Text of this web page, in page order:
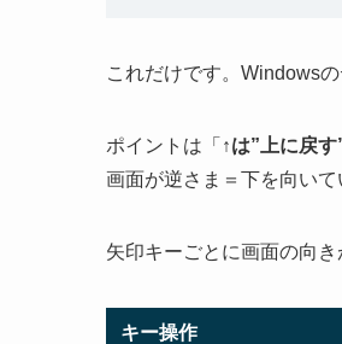
これだけです。Windows
ポイントは「 ↑は”上に戻す
画面が逆さま＝下を向い
矢印キーごとに画面の向
キー操作